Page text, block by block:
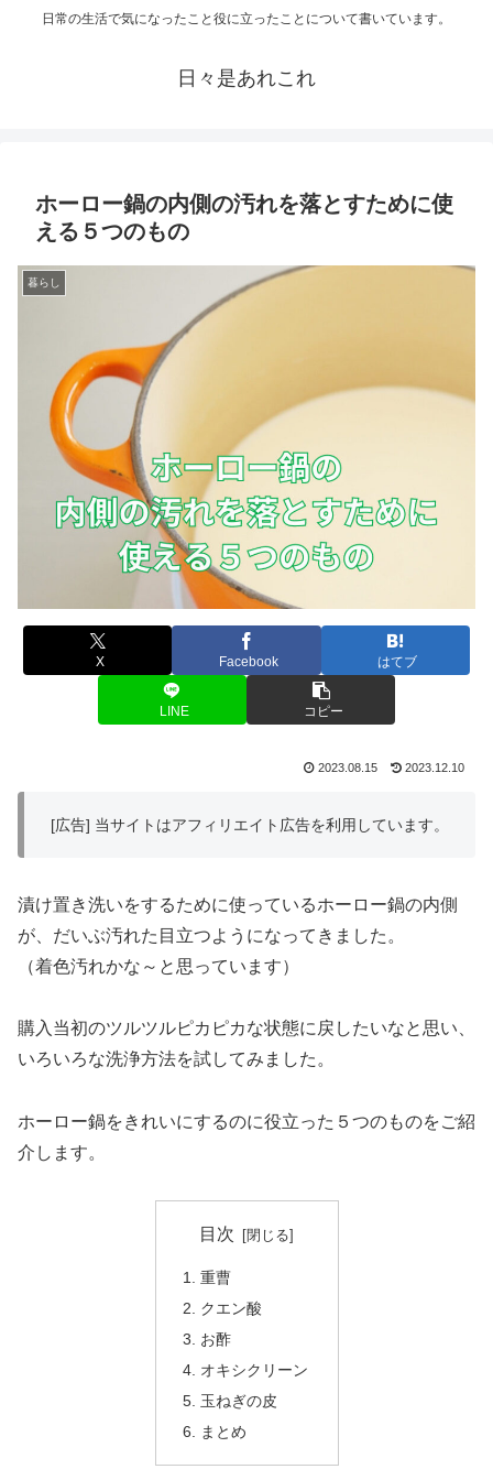
日常の生活で気になったこと役に立ったことについて書いています。
日々是あれこれ
ホーロー鍋の内側の汚れを落とすために使
える５つのもの
暮らし
X Facebook はてブ
LINE コピー
2023.08.15 2023.12.10
[広告] 当サイトはアフィリエイト広告を利用しています。
漬け置き洗いをするために使っているホーロー鍋の内側
が、だいぶ汚れた目立つようになってきました。
（着色汚れかな～と思っています）
購入当初のツルツルピカピカな状態に戻したいなと思い、
いろいろな洗浄方法を試してみました。
ホーロー鍋をきれいにするのに役立った５つのものをご紹
介します。
目次
重曹
クエン酸
お酢
オキシクリーン
玉ねぎの皮
まとめ